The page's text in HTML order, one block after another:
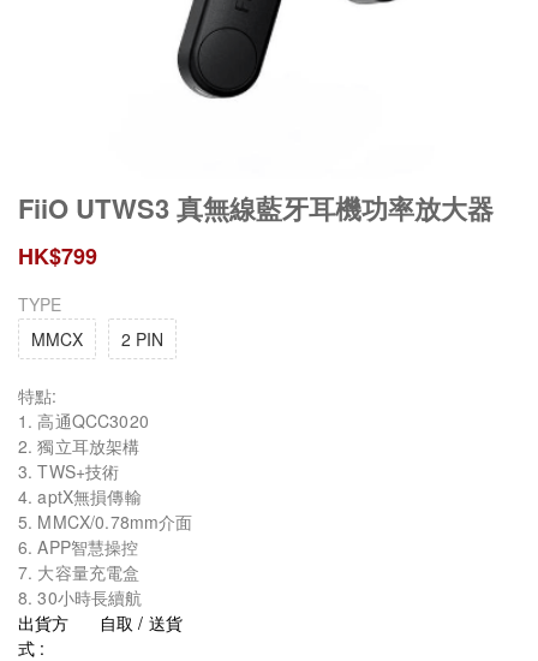
FiiO UTWS3 真無線藍牙耳機功率放大器
HK$799
TYPE
MMCX
2 PIN
特點:
1. 高通QCC3020
2. 獨立耳放架構
3. TWS+技術
4. aptX無損傳輸
5. MMCX/0.78mm介面
6. APP智慧操控
7. 大容量充電盒
8. 30小時長續航
出貨方
式 :
自取 / 送貨